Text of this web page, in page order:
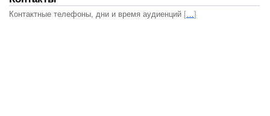
Контактные телефоны, дни и время аудиенций […]